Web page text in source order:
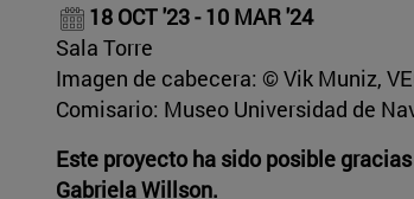
18 OCT '23 - 10 MAR '24
Sala Torre
Imagen de cabecera: © Vik Muniz,
Comisario: Museo Universidad de
Este proyecto ha sido posible
Gabriela Willson.